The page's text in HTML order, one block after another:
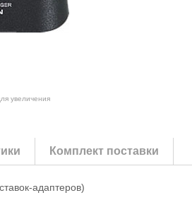
увеличения
Комплект поставки
адаптеров)